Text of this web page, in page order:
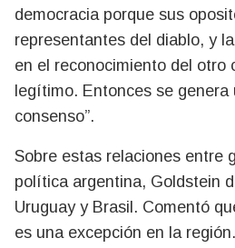
democracia porque sus
representantes del diablo, y
en el reconocimiento del otro
legítimo. Entonces se
consenso”.
Sobre estas relaciones entre
política argentina, Goldstein
Uruguay y Brasil. Comentó
es una excepción en la